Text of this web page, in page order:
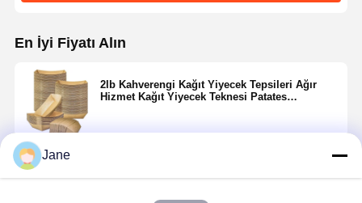
Kağıt Kahve Fincanı
kağıt dondurma bardağı
Tek kullanımlık kağıt kase
kağıt çorba bardağı
En İyi Fiyatı Alın
2lb Kahverengi Kağıt Yiyecek Tepsileri Ağır
Hizmet Kağıt Yiyecek Teknesi Patates
Patlamış Mısır Partisi Piknik Düğün Partisi
Jane